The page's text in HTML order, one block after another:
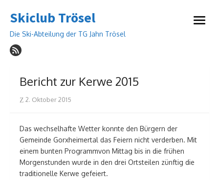
to
Skiclub Trösel
Die Ski-Abteilung der TG Jahn Trösel
open
Bericht zur Kerwe 2015
Posted
2. Oktober 2015
Das wechselhafte Wetter konnte den Bürgern der
Gemeinde Gorxheimertal das Feiern nicht verderben. Mit
einem bunten Programmvon Mittag bis in die frühen
Morgenstunden wurde in den drei Ortsteilen zünftig die
traditionelle Kerwe gefeiert.